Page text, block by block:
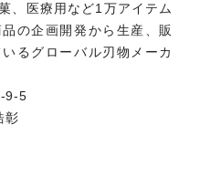
、医療用など1万アイテム
の企画開発から生産、販
るグローバル刃物メーカ
9-5
彰